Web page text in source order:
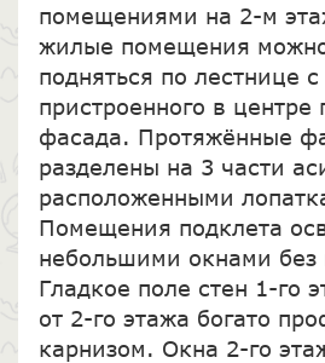
помещениями на 2-м
жилые помещения
подняться по лестнице
пристроенного в центре
фасада. Протяжённые
разделены на 3 части
расположенными
Помещения подклета
небольшими окнами без
Гладкое поле стен 1-го
от 2-го этажа богато
карнизом. Окна 2-го